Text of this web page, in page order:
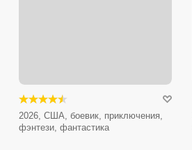
2026, США, боевик, приключения,
фэнтези, фантастика